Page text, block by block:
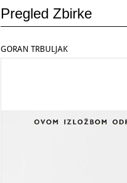
Pregled Zbirke
GORAN TRBULJAK